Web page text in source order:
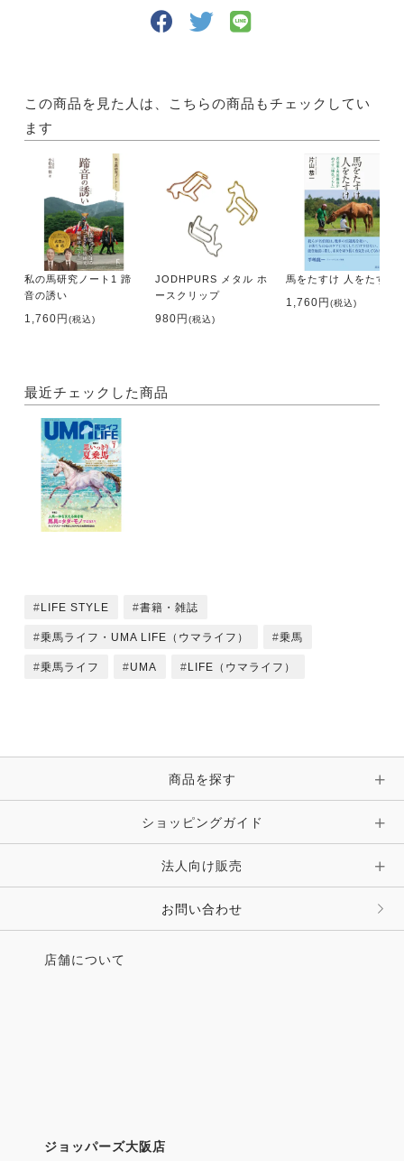
馬と過ごす時間が楽しくなるような国内外の情報が満
をサポートします！
・サイズ A4判
・出版社 メトロポリタンプレス
【内容】
特集1 引きこもり気分を吹き飛ばせ！
思いっきり夏乗馬
・夏色の馬たち
真夏の夜のばんば。／初夏の若駒。／御嶽山麓の恵
み。
・夏のおすすめ乗馬ファッション＆健康グッズ
中江物産／日本馬事普及ショールーム／エクイマーケ
ット
シナプス／アダージョ／サンドルフィン
特集2 人馬一体を支える働き者
馬具はタダ・モノではない！
・篠原正紀 馬具の手入れが、人馬の安全な走行に不
可欠
ち
・馬事学院 馬に学び、馬とともに成長する青春！
・誘導馬の草分け、大井競馬場できょうも競走馬を導
く
・オランダを代表する美術館に、“あの馬”がやって来
た
・乗馬に効くメンタルトレーニング法
・これ良かったっス 「馬爽快」の活用法
・ピアッフェ通信 新企画がスタート！ 第１回“馬
好評連載
の？
この商品を見た人は、こちらの商品もチェックしてい
ます
私の馬研究ノート1 蹄
音の誘い
1,760円(税込)
JODHPURS メタル ホ
ースクリップ
980円(税込)
馬をたすけ 人をたすけ
1,760円(税込)
最近チェックした商品
LIFE STYLE 書籍・雑誌
乗馬ライフ・UMA LIFE（ウマライフ） 乗馬
乗馬ライフ UMA LIFE（ウマライフ）
商品を探す
ショッピングガイド
法人向け販売
お問い合わせ
店舗について
ジョッパーズ大阪店